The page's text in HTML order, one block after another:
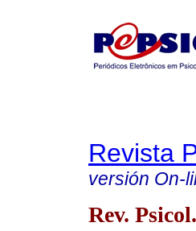
Revista
versión On-
Rev.